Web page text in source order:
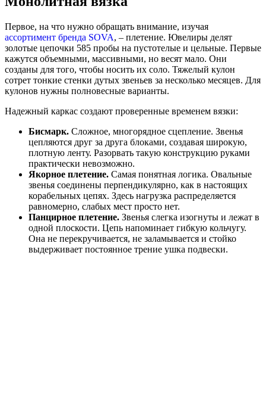
Первое, на что нужно обращать внимание, изучая
ассортимент бренда SOVA, – плетение. Ювелиры делят
золотые цепочки 585 пробы на пустотелые и цельные. Первые
кажутся объемными, массивными, но весят мало. Они
созданы для того, чтобы носить их соло. Тяжелый кулон
сотрет тонкие стенки дутых звеньев за несколько месяцев. Для
кулонов нужны полновесные варианты.
Надежный каркас создают проверенные временем вязки:
Бисмарк. Сложное, многорядное сцепление. Звенья
цепляются друг за друга блоками, создавая широкую,
плотную ленту. Разорвать такую конструкцию руками
практически невозможно.
Якорное плетение. Самая понятная логика. Овальные
звенья соединены перпендикулярно, как в настоящих
корабельных цепях. Здесь нагрузка распределяется
равномерно, слабых мест просто нет.
Панцирное плетение. Звенья слегка изогнуты и лежат в
одной плоскости. Цепь напоминает гибкую кольчугу.
Она не перекручивается, не заламывается и стойко
выдерживает постоянное трение ушка подвески.